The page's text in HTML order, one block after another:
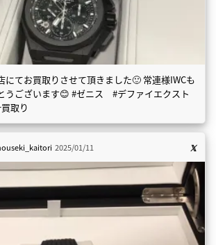
てお買取りさせて頂きました🙂 常連様IWCも
うございます😊 #ゼニス #デファイエクスト
取り
2025/01/11